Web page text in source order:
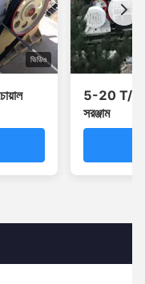
ভিডিও
5-20 T/H
সরঞ্জাম